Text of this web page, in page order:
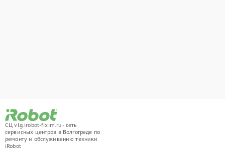
СЦ vlg.irobot-fixim.ru - сеть
сервисных центров в Волгограде по
ремонту и обслуживанию техники
iRobot